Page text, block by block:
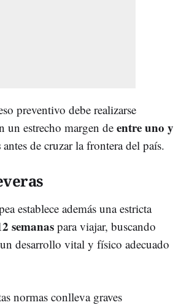
preventivo debe realizarse
un estrecho margen de entre uno y
antes de cruzar la frontera del país.
establece además una estricta
semanaspara viajar, buscando
desarrollo vital y físico adecuado
normas conlleva graves